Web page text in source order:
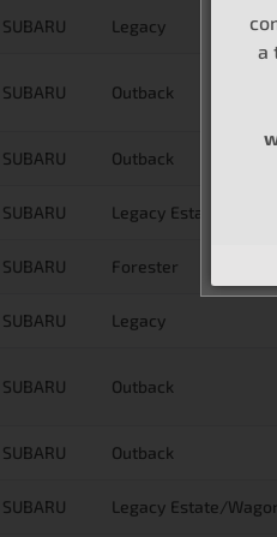
SUBARU Legacy
SUBARU Outback
SUBARU Outback
SUBARU Legacy Estate/Wagon
SUBARU Forester
SUBARU Legacy
SUBARU Outback
SUBARU Outback
SUBARU Legacy Estate/
a